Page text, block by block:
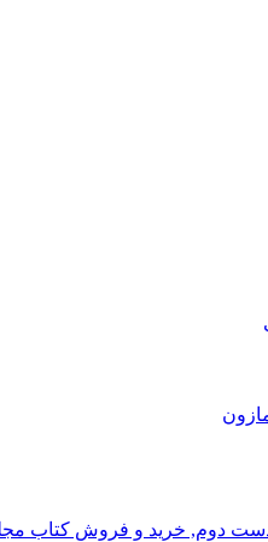
دست دوم, خرید و فروش کتاب